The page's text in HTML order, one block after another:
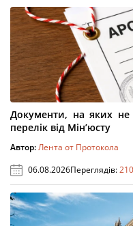
Документи, на яких не
перелік від Мін’юсту
Автор:Лента от Протокола
06.08.2026Переглядів:210